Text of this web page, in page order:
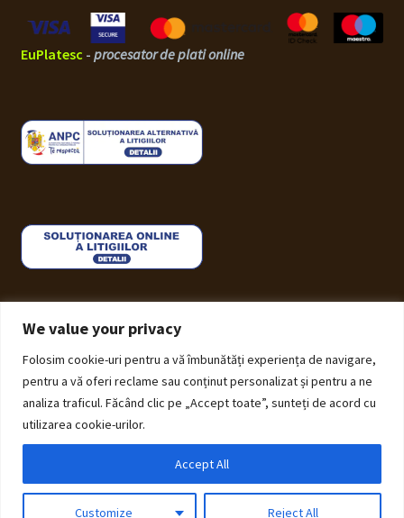
We value your privacy
Folosim cookie-uri pentru a vă îmbunătăți experiența de navigare,
pentru a vă oferi reclame sau conținut personalizat și pentru a ne
analiza traficul. Făcând clic pe „Accept toate”, sunteți de acord cu
utilizarea cookie-urilor.
Customize Reject All
Accept All
EuPlatesc - procesator de plati online
© ECHOS Furniture 2026
Politică de Confidențialitate cu privire la prelucrarea
datelor cu caracter personal
WooCommerce.